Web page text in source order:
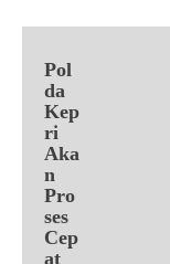
Pol
da
Kep
ri
Aka
n
Pro
ses
Cep
at